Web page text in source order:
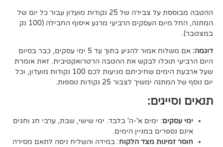
ההטבה מבוססת על צבירה של 25 נקודות מועדון עבור כל יום של
המתנה, החל מיום העסקים הרביעי מרגע איסוף החבילה (100 נק
אם משלוח אמור להגיע בתוך עד 5 ימי עסקים, כבר בסיום
לבקש את ההטבה הרטרואקטיבית. זאת אומרת
שעל ארבעת הימים שחיכיתם מגיעות לכם 100 נקודות מועדון, וכל
לצבור 25 נקודות נוספות.
: ימים א'-ה' בלבד. ימי שישי, שבת, ערבי חג וחגים
במניין הימים.
מצד הלקוח: במידה והשליח ניסה לתאם מסירה